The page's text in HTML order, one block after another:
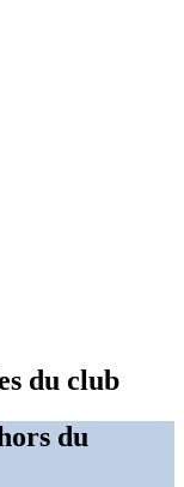
du club
du